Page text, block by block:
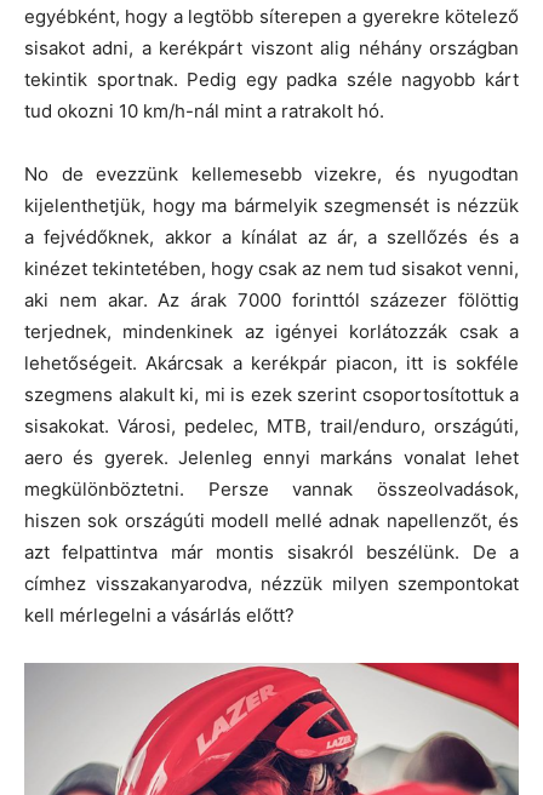
egyébként, hogy a legtöbb síterepen a gyerekre kötelező
sisakot adni, a kerékpárt viszont alig néhány országban
tekintik sportnak. Pedig egy padka széle nagyobb kárt
tud okozni 10 km/h-nál mint a ratrakolt hó.
No de evezzünk kellemesebb vizekre, és nyugodtan
kijelenthetjük, hogy ma bármelyik szegmensét is nézzük
a fejvédőknek, akkor a kínálat az ár, a szellőzés és a
kinézet tekintetében, hogy csak az nem tud sisakot venni,
aki nem akar. Az árak 7000 forinttól százezer fölöttig
terjednek, mindenkinek az igényei korlátozzák csak a
lehetőségeit. Akárcsak a kerékpár piacon, itt is sokféle
szegmens alakult ki, mi is ezek szerint csoportosítottuk a
sisakokat. Városi, pedelec, MTB, trail/enduro, országúti,
aero és gyerek. Jelenleg ennyi markáns vonalat lehet
megkülönböztetni. Persze vannak összeolvadások,
hiszen sok országúti modell mellé adnak napellenzőt, és
azt felpattintva már montis sisakról beszélünk. De a
címhez visszakanyarodva, nézzük milyen szempontokat
kell mérlegelni a vásárlás előtt?